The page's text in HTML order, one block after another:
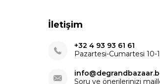
İletişim
+32 4 93 93 61 61
Pazartesi-Cumartesi 10-
Soru ve önerilerinizi